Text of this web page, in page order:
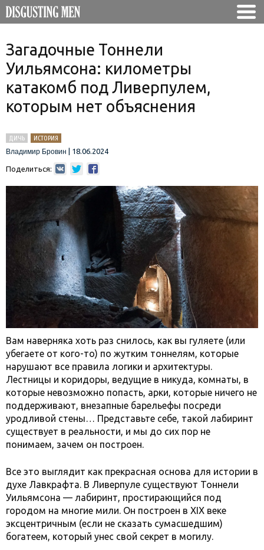
Загадочные Тоннели
Уильямсона: километры
катакомб под Ливерпулем,
которым нет объяснения
ДИЧЬ
ИСТОРИЯ
Владимир Бровин
18.06.2024
Поделиться:
Вам наверняка хоть раз снилось, как вы гуляете (или
убегаете от кого-то) по жутким тоннелям, которые
нарушают все правила логики и архитектуры.
Лестницы и коридоры, ведущие в никуда, комнаты, в
которые невозможно попасть, арки, которые ничего не
поддерживают, внезапные барельефы посреди
уродливой стены… Представьте себе, такой лабиринт
существует в реальности, и мы до сих пор не
понимаем, зачем он построен.
Все это выглядит как прекрасная основа для истории в
духе Лавкрафта. В Ливерпуле существуют Тоннели
Уильямсона — лабиринт, простирающийся под
городом на многие мили. Он построен в XIX веке
эксцентричным (если не сказать сумасшедшим)
богатеем, который унес свой секрет в могилу.